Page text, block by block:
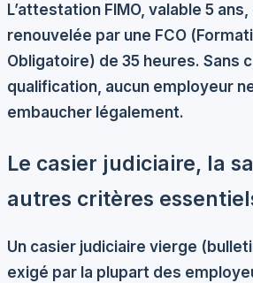
L’attestation FIMO, valable 5
renouvelée par une FCO
Obligatoire) de 35 heures. Sans
qualification, aucun employeur
embaucher légalement.
Le casier judiciaire, la
autres critères
Un casier judiciaire vierge
exigé par la plupart des